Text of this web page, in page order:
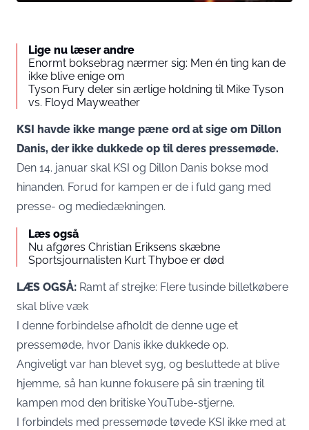
Lige nu læser andre
Enormt boksebrag nærmer sig: Men én ting kan de
ikke blive enige om
Tyson Fury deler sin ærlige holdning til Mike Tyson
vs. Floyd Mayweather
KSI havde ikke mange pæne ord at sige om Dillon
Danis, der ikke dukkede op til deres pressemøde.
Den 14. januar skal KSI og Dillon Danis bokse mod
hinanden. Forud for kampen er de i fuld gang med
presse- og mediedækningen.
Læs også
Nu afgøres Christian Eriksens skæbne
Sportsjournalisten Kurt Thyboe er død
LÆS OGSÅ: Ramt af strejke: Flere tusinde billetkøbere
skal blive væk
I denne forbindelse afholdt de denne uge et
pressemøde, hvor Danis ikke dukkede op.
Angiveligt var han blevet syg, og besluttede at blive
hjemme, så han kunne fokusere på sin træning til
kampen mod den britiske YouTube-stjerne.
I forbindels med pressemøde tøvede KSI ikke med at